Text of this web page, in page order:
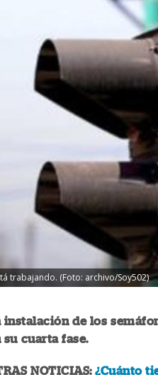
trabajando. (Foto: archivo/Soy502)
instalación de los
su cuarta fase.
NOTICIAS:¿Cuánto